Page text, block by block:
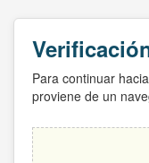
Para continuar
proviene de un